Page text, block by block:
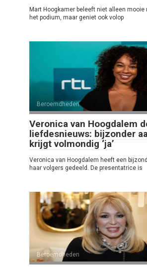
Mart Hoogkamer beleeft niet alleen mooie
het podium, maar geniet ook volop
Beroemdheden
Veronica van Hoogdalem
liefdesnieuws: bijzonder
krijgt volmondig ‘ja’
Veronica van Hoogdalem heeft een
haar volgers gedeeld. De presentatrice is
Beroemdheden